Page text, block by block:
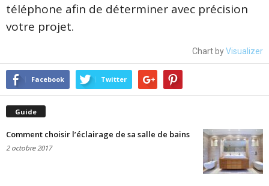
téléphone afin de déterminer avec précision
votre projet.
Chart byVisualizer
Facebook Twitter
Guide
Comment choisir l’éclairage de sa salle de bains
2 octobre 2017